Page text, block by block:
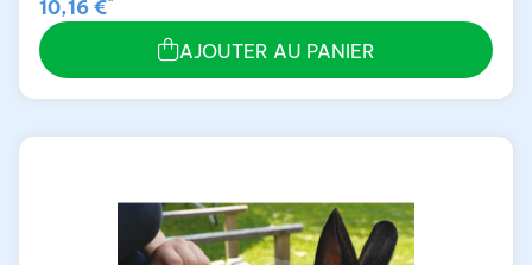
10,16 €
AJOUTER AU PANIER